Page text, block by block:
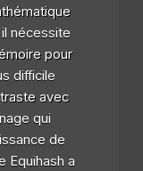
nécessite
pour
difficile
avec
qui
de
Equihash a